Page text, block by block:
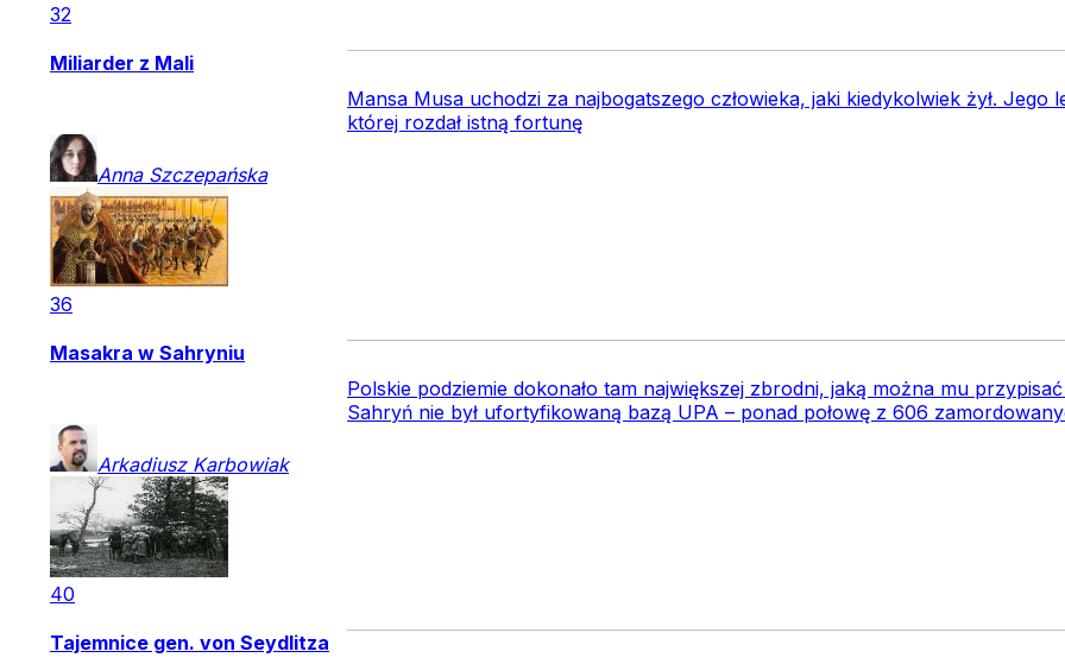
32
Miliarder z Mali
Mansa Musa uchodzi za najbogatszego człowieka, jaki kiedykolwiek żył. Jego
której rozdał istną fortunę
Anna Szczepańska
36
Masakra w Sahryniu
Polskie podziemie dokonało tam największej zbrodni, jaką można mu
Sahryń nie był ufortyfikowaną bazą UPA – ponad połowę z 606
Arkadiusz Karbowiak
40
Tajemnice gen. von Seydlitza